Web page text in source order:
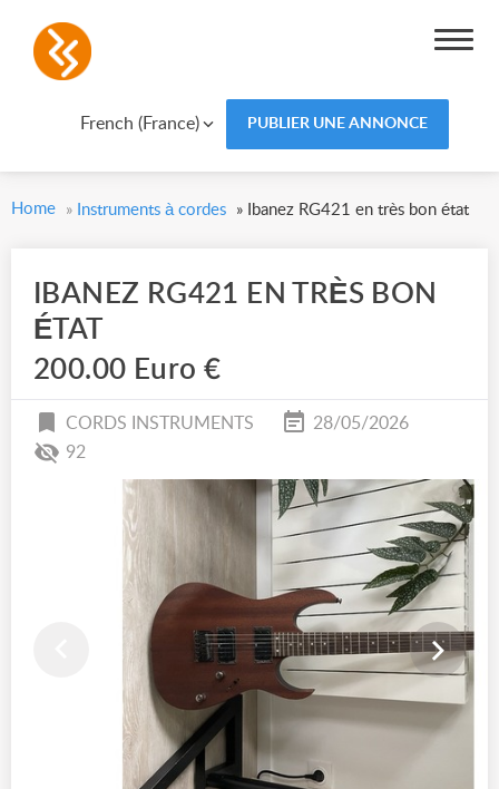
French (France) PUBLIER UNE ANNONCE
Home » Instruments à cordes » Ibanez RG421 en très bon état
IBANEZ RG421 EN TRÈS BON
ÉTAT
200.00 Euro €
CORDS INSTRUMENTS
28/05/2026
92